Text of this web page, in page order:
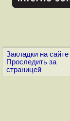
Закладки на сайте
Проследить за
страницей